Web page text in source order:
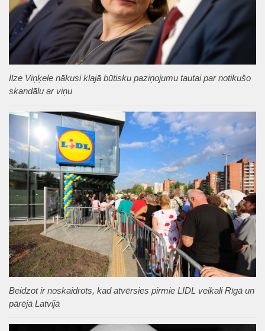
Ilze Viņķele nākusi klajā būtisku paziņojumu tautai par notikušo
skandālu ar viņu
Beidzot ir noskaidrots, kad atvērsies pirmie LIDL veikali Rīgā un
pārējā Latvijā